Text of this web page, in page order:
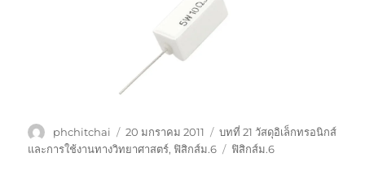
ผู้
เขียน
phchitchai
เขียน
เมื่อ
20 มกราคม 2011
หมวด
หมู่
บทที่ 21 วัสดุอิเล็กทรอนิกส์
และการใช้งานทางวิทยาศาสตร์, ฟิสิกส์ม.6
ป้าย
ฟิสิกส์ม.6